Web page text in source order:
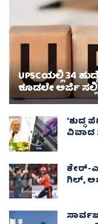
UPSCಯಲ್ಲಿ 34
ಕೂಡಲೇ ಅರ್ಜಿ
ವಿವಾದ
ಶೇರ್‌-
ಗಿಲ್,